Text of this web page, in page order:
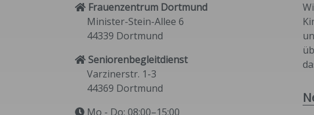
Frauenzentrum Dortmund
Minister-Stein-Allee 6
44339 Dortmund
Seniorenbegleitdienst
Varzinerstr. 1-3
44369 Dortmund
Mo - Do: 08:00–15:00